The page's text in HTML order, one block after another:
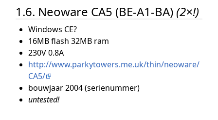
1.6. Neoware CA5 (BE-A1-BA) (2×!)
Windows CE?
16MB flash 32MB ram
230V 0.8A
http://www.parkytowers.me.uk/thin/neoware/
CA5/
bouwjaar 2004 (serienummer)
untested!